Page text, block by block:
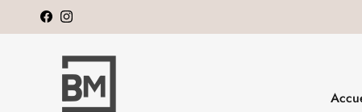
Aller au contenu
FacebookInstagram